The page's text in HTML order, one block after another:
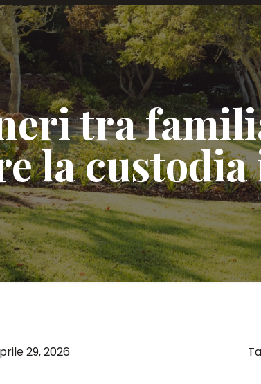
tra
la custodia
29, 2026